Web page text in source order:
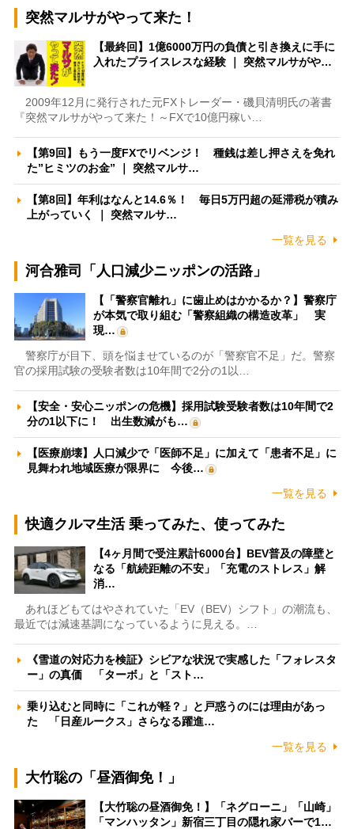
突然マルサがやって来た！
【最終回】1億6000万円の負債と引き換えに手に
入れたプライスレスな経験 ｜ 突然マルサがや…
2009年12月に発行された元FXトレーダー・磯貝清明氏の著書
『突然マルサがやって来た！～FXで10億円稼い…
【第9回】もう一度FXでリベンジ！ 種銭は差し押さえを免れ
た”ヒミツのお金” ｜ 突然マルサ…
【第8回】年利はなんと14.6％！ 毎日5万円超の延滞税が積み
上がっていく ｜ 突然マルサ…
一覧を見る
河合雅司「人口減少ニッポンの活路」
【「警察官離れ」に歯止めはかかるか？】警察庁
が本気で取り組む「警察組織の構造改革」 実
現…
警察庁が目下、頭を悩ませているのが「警察官不足」だ。警察
官の採用試験の受験者数は10年間で2分の1以…
【安全・安心ニッポンの危機】採用試験受験者数は10年間で2
分の1以下に！ 出生数減がも…
【医療崩壊】人口減少で「医師不足」に加えて「患者不足」に
見舞われ地域医療が限界に 今後…
一覧を見る
快適クルマ生活 乗ってみた、使ってみた
【4ヶ月間で受注累計6000台】BEV普及の障壁と
なる「航続距離の不安」「充電のストレス」解
消…
あれほどもてはやされていた「EV（BEV）シフト」の潮流も、
最近では減速基調になっているように見える。…
《雪道の対応力を検証》シビアな状況で実感した「フォレスタ
ー」の真価 「ターボ」と「スト…
乗り込むと同時に「これが軽？」と戸惑うのには理由があっ
た 「日産ルークス」さらなる躍進…
一覧を見る
大竹聡の「昼酒御免！」
【大竹聡の昼酒御免！】「ネグローニ」「山崎」
「マンハッタン」新宿三丁目の隠れ家バーで1…